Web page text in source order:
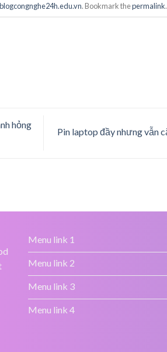
blogcongnghe24h.edu.vn. Bookmark thepermalink.
hỏng
Pin laptop đầy nhưng vẫn
Menu link 1
Menu link 2
Menu link 3
Menu link 4